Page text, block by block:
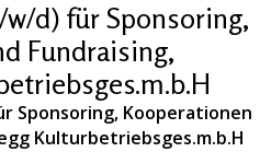
d) für Sponsoring,
Fundraising,
Sponsoring, Kooperationen
Kulturbetriebsges.m.b.H